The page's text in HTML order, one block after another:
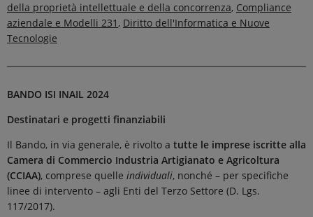
della proprietà intellettuale e della concorrenza, Compliance
aziendale e Modelli 231 , Diritto dell'Informatica e Nuove
Tecnologie
BANDO ISI INAIL 2024
Destinatari e progetti finanziabili
Il Bando, in via generale, è rivolto a tutte le imprese iscritte alla
Camera di Commercio Industria Artigianato e Agricoltura
(CCIAA), comprese quelle individuali, nonché – per specifiche
linee di intervento – agli Enti del Terzo Settore (D. Lgs.
117/2017).